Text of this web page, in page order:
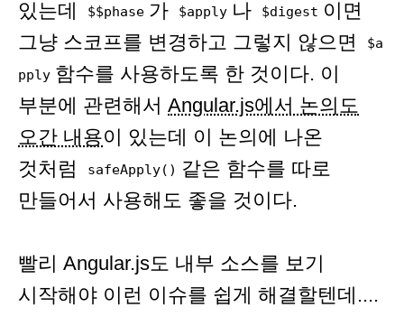
있는데 $$phase 가 $apply 나 $digest 이면
그냥 스코프를 변경하고 그렇지 않으면
$a
pply 함수를 사용하도록 한 것이다. 이
부분에 관련해서 Angular.js에서 논의도
오간 내용이 있는데 이 논의에 나온
것처럼
safeApply() 같은 함수를 따로
만들어서 사용해도 좋을 것이다.
빨리 Angular.js도 내부 소스를 보기
시작해야 이런 이슈를 쉽게 해결할텐데....